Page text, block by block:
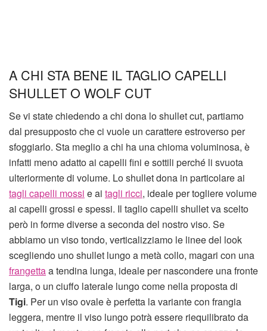
A CHI STA BENE IL TAGLIO CAPELLI
SHULLET O WOLF CUT
Se vi state chiedendo a chi dona lo shullet cut, partiamo
dal presupposto che ci vuole un carattere estroverso per
sfoggiarlo. Sta meglio a chi ha una chioma voluminosa, è
infatti meno adatto ai capelli fini e sottili perché li svuota
ulteriormente di volume. Lo shullet dona in particolare ai
tagli capelli mossi e ai tagli ricci, ideale per togliere volume
ai capelli grossi e spessi. Il taglio capelli shullet va scelto
però in forme diverse a seconda del nostro viso. Se
abbiamo un viso tondo, verticalizziamo le linee del look
scegliendo uno shullet lungo a metà collo, magari con una
frangettaa tendina lunga, ideale per nascondere una fronte
larga, o un ciuffo laterale lungo come nella proposta di
Tigi. Per un viso ovale è perfetta la variante con frangia
leggera, mentre il viso lungo potrà essere riequilibrato da